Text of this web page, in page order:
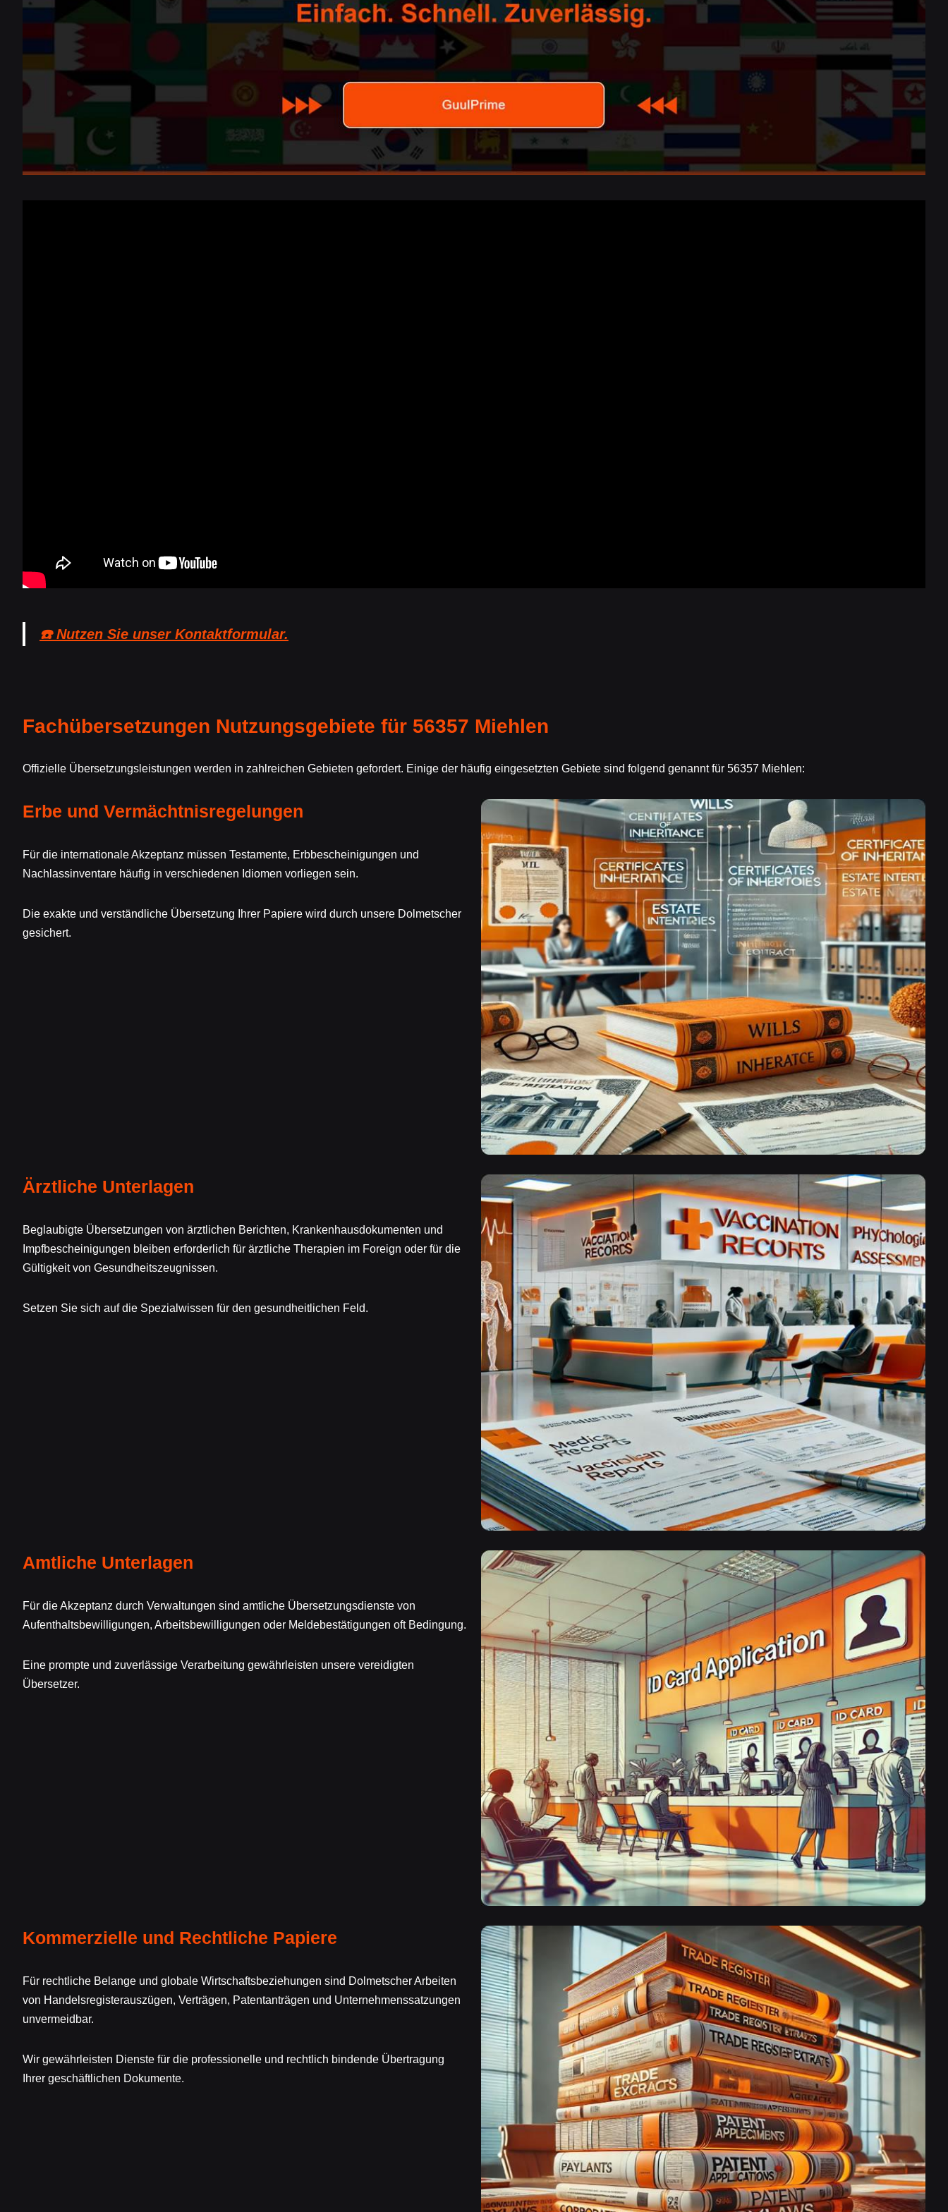
☎️ Nutzen Sie unser Kontaktformular.
Fachübersetzungen Nutzungsgebiete für 56357 Miehlen
Offizielle Übersetzungsleistungen werden in zahlreichen Gebieten gefordert. Einige der häufig eingesetzten Gebiete sind folgend genannt für 56357 Miehlen:
Erbe und Vermächtnisregelungen
Für die internationale Akzeptanz müssen Testamente, Erbbescheinigungen und
Nachlassinventare häufig in verschiedenen Idiomen vorliegen sein.
Die exakte und verständliche Übersetzung Ihrer Papiere wird durch unsere Dolmetscher
gesichert.
Ärztliche Unterlagen
Beglaubigte Übersetzungen von ärztlichen Berichten, Krankenhausdokumenten und
Impfbescheinigungen bleiben erforderlich für ärztliche Therapien im Foreign oder für die
Gültigkeit von Gesundheitszeugnissen.
Setzen Sie sich auf die Spezialwissen für den gesundheitlichen Feld.
Amtliche Unterlagen
Für die Akzeptanz durch Verwaltungen sind amtliche Übersetzungsdienste von
Aufenthaltsbewilligungen, Arbeitsbewilligungen oder Meldebestätigungen oft Bedingung.
Eine prompte und zuverlässige Verarbeitung gewährleisten unsere vereidigten
Übersetzer.
Kommerzielle und Rechtliche Papiere
Für rechtliche Belange und globale Wirtschaftsbeziehungen sind Dolmetscher Arbeiten
von Handelsregisterauszügen, Verträgen, Patentanträgen und Unternehmenssatzungen
unvermeidbar.
Wir gewährleisten Dienste für die professionelle und rechtlich bindende Übertragung
Ihrer geschäftlichen Dokumente.